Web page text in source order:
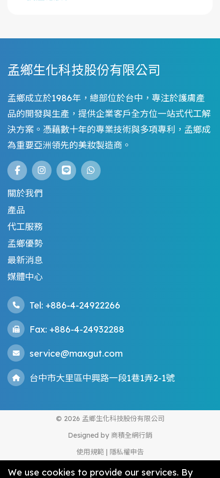
孟鄉生化科技股份有限公司
孟鄉成立於1986年，總部位於台中，專注於護膚產
品的開發與生產，提供企業客戶全方位一站式代工解
決方案。憑藉數十年的專業技術與多項專利，孟鄉成
為重要亞洲領先的美妝製造商。
關於我們
產品
代工服務
孟鄉優勢
最新消息
媒體中心
Tel: +886-4-24922266
Fax: +886-4-24932288
service@maxgut.com
台中市大里區中興路一段1巷1弄2-1號
© 2026 孟鄉生化科技股份有限公司
Designed by 商積全網行銷
使用規範 | 隱私權申告
We use cookies to provide our services. By